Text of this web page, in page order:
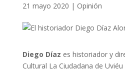
21 mayo 2020 | Opinión
Diego Díaz es historiador y
Cultural La Ciudadana de Uviéu